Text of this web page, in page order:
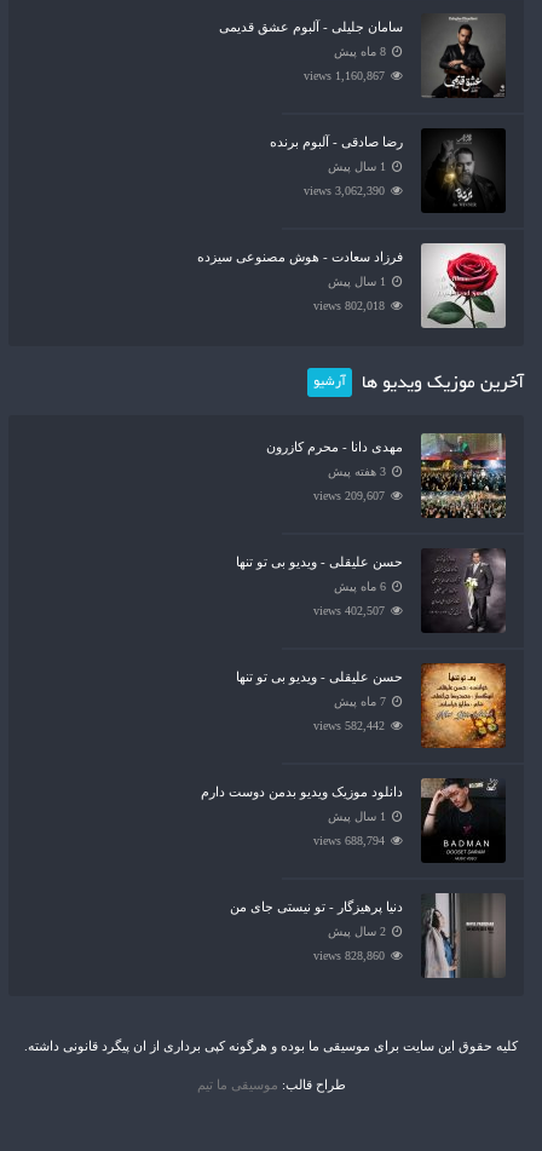
سامان جلیلی - آلبوم عشق قدیمی
8 ماه پیش
1,160,867 views
رضا صادقی - آلبوم برنده
1 سال پیش
3,062,390 views
فرزاد سعادت - هوش مصنوعی سیزده
1 سال پیش
802,018 views
آخرین موزیک ویدیو ها آرشیو
مهدی دانا - محرم کازرون
3 هفته پیش
209,607 views
حسن علیقلی - ویدیو بی تو تنها
6 ماه پیش
402,507 views
حسن علیقلی - ویدیو بی تو تنها
7 ماه پیش
582,442 views
دانلود موزیک ویدیو بدمن دوست دارم
1 سال پیش
688,794 views
دنیا پرهیزگار - تو نیستی جای من
2 سال پیش
828,860 views
کلیه حقوق این سایت برای موسیقی ما بوده و هرگونه کپی برداری از ان پیگرد قانونی داشته.
طراح قالب: موسیقی ما تیم